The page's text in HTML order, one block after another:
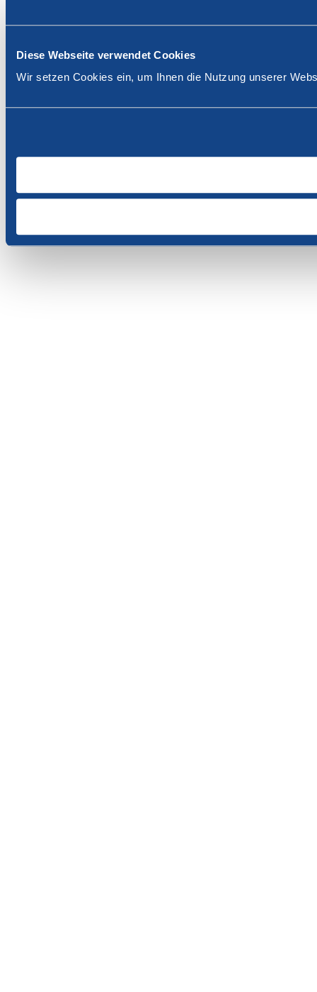
Diese Webseite verwendet Cookies
Wir setzen Cookies ein, um Ihnen die Nutzung unserer